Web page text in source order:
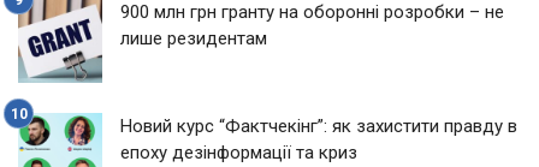
900 млн грн гранту на оборонні розробки – не
лише резидентам
Новий курс “Фактчекінг”: як захистити правду в
епоху дезінформації та криз